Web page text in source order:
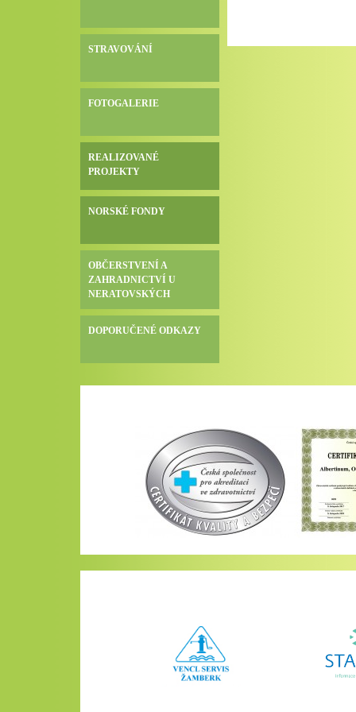
STRAVOVÁNÍ
FOTOGALERIE
REALIZOVANÉ
PROJEKTY
NORSKÉ FONDY
OBČERSTVENÍ A
ZAHRADNICTVÍ U
NERATOVSKÝCH
DOPORUČENÉ ODKAZY